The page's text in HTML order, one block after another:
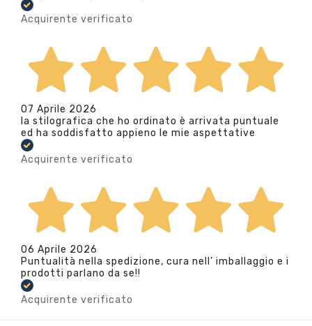
Acquirente verificato
07 Aprile 2026
la stilografica che ho ordinato è arrivata puntuale
ed ha soddisfatto appieno le mie aspettative
Acquirente verificato
06 Aprile 2026
Puntualità nella spedizione, cura nell’ imballaggio e i
prodotti parlano da se!!
Acquirente verificato